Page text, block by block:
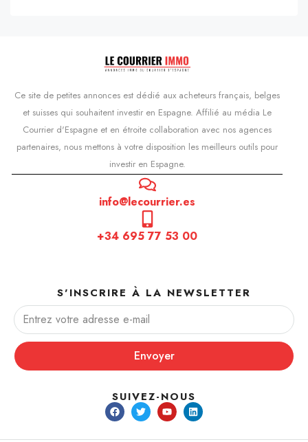
Ce site de petites annonces est dédié aux acheteurs français, belges
et suisses qui souhaitent investir en Espagne. Affilié au média Le
Courrier d'Espagne et en étroite collaboration avec nos agences
partenaires, nous mettons à votre disposition les meilleurs outils pour
investir en Espagne.
info@lecourrier.es
+34 695 77 53 00
S'INSCRIRE À LA NEWSLETTER
Envoyer
SUIVEZ-NOUS